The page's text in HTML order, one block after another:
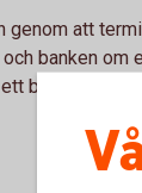
genom att
banken
bestämt